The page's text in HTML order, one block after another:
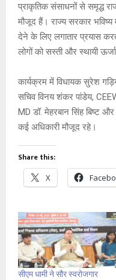
प्राकृतिक संसाधनों से समृद्ध
मौजूद हैं। राज्य सरकार भविष्य
देने के लिए लगातार प्रयास
लोगों को सस्ती और स्थायी
कार्यक्रम में विधायक सुरेश
सचिव विनय शंकर पांडेय,
MD डॉ. मेहरबान सिंह बिष्ट
कई अधिकारी मौजूद रहे।
Share this:
X
सीएम धामी ने सौर स्वरोजगार